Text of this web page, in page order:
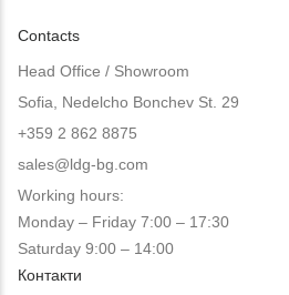
Contacts
Head Office / Showroom
Sofia, Nedelcho Bonchev St. 29
+359 2 862 8875
sales@ldg-bg.com
Working hours:
Monday – Friday 7:00 – 17:30
Saturday 9:00 – 14:00
Контакти